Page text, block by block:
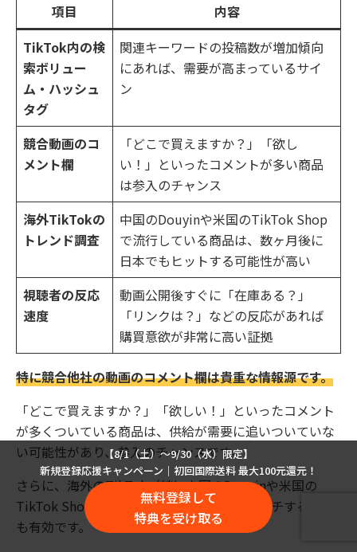
項目
内容
TikTok内の検
索ボリュー
ム・ハッシュ
タグ
関連キーワードの投稿数が増加傾向
にあれば、需要が高まっているサイ
ン
競合動画のコ
メント欄
「どこで買えますか？」「欲し
い！」といったコメントが多い商品
は参入のチャンス
海外TikTokの
トレンド調査
中国のDouyinや米国のTikTok Shop
で流行している商品は、数ヶ月後に
日本でもヒットする可能性が高い
視聴者の反応
速度
動画公開後すぐに「在庫ある？」
「リンクは？」などの反応があれば
購買意欲が非常に高い証拠
特に競合他社の動画のコメント欄は貴重な情報源です。
「どこで買えますか？」「欲しい！」といったコメント
が多くついている商品は、供給が需要に追いついていな
い可能性があり、参入のチャンスです。
さらに、海外のTikTok（特に中国のDouyinや米国の
TikTok Shop）で流行している商品をリサーチすること
も有効です。
【8/1（土）〜9/30（水）限定】
新規登録応援キャンペーン｜初回国際送料 最大100元還元！
無料登録して
特典を受け取る